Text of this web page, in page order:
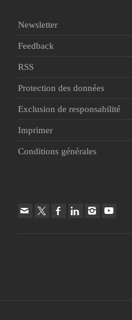
Newsletter
Feedback
RSS
Protection des données
Exclusion de responsabilité
Imprimer
Conditions générales